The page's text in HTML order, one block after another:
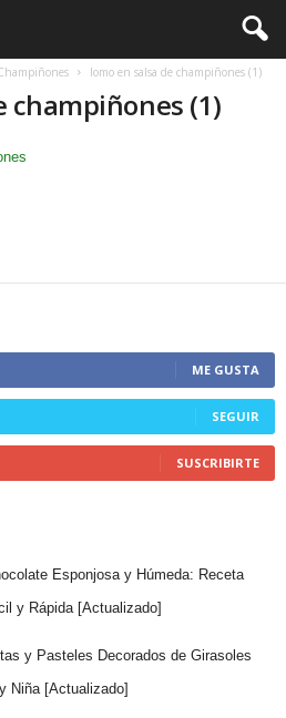
lomo en salsa de champiñones (1)
champiñones (1)
ME GUSTA
SEGUIR
SUSCRIBIRTE
Esponjosa y Húmeda: Receta
y Rápida [Actualizado]
y Pasteles Decorados de Girasoles
Niña [Actualizado]